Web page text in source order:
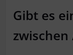
Gibt es
zwischen